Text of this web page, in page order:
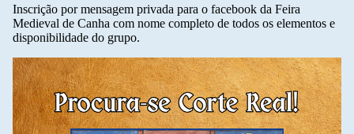
Inscrição por mensagem privada para o facebook da Feira
Medieval de Canha com nome completo de todos os elementos e
disponibilidade do grupo.